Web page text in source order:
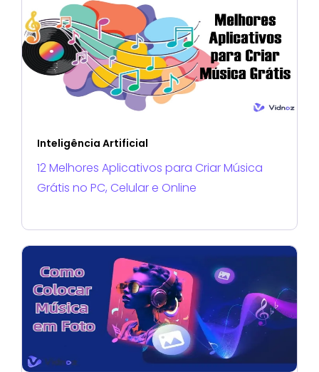
Inteligência Artificial
12 Melhores Aplicativos para Criar Música
Grátis no PC, Celular e Online